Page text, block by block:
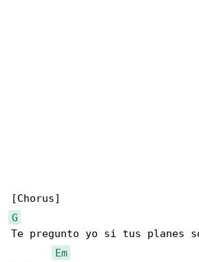
G
Te pregunto yo si tus planes
Em